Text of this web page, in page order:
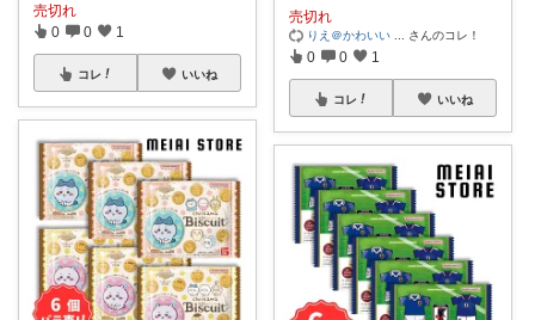
売切れ
0 0 1
コレ いいね
売切れ
りえ＠かわいい さんのコレ！
0 0 1
コレ いいね